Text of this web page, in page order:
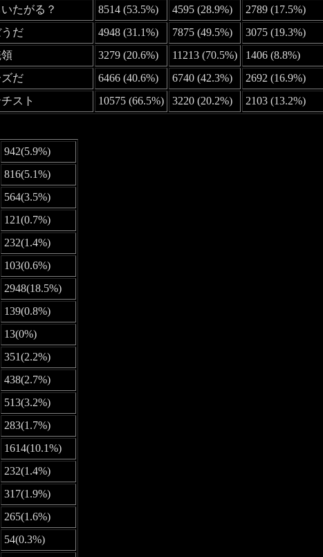
たがる？
8514 (53.5%) 4595 (28.9%)
2789 (17.5%)
だ
4948 (31.1%) 7875 (49.5%)
3075 (19.3%)
3279 (20.6%) 11213 (70.5%)
1406 (8.8%)
だ
6466 (40.6%) 6740 (42.3%)
2692 (16.9%)
スト
10575 (66.5%) 3220 (20.2%) 2103 (13.2%)
942(5.9%)
816(5.1%)
564(3.5%)
121(0.7%)
232(1.4%)
103(0.6%)
2948(18.5%)
139(0.8%)
13(0%)
351(2.2%)
438(2.7%)
513(3.2%)
283(1.7%)
1614(10.1%)
232(1.4%)
317(1.9%)
265(1.6%)
54(0.3%)